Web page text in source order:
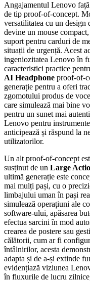
Angajamentul Lenovo
de tip proof-of-concept.
versatilitatea cu un design
devine un mouse
suport pentru carduri de
situații de urgență. Acest
ingeniozitatea Lenovo în
caracteristici practice
AI Headphone proof-of-
generație pentru a oferi
zgomotului produs de
care simulează mai bine
pentru un sunet mai
Lenovo pentru
anticipează și răspund la
utilizatorilor.
Un alt proof-of-concept
susținut de un Large
ultimă generație este
mai mulți pași, cu o
limbajului uman în pași
simulează operațiuni ale
software-ului, apăsarea
efectua sarcini în mod
crearea de postere sau
călătorii, cum ar fi
întâlnirilor, acesta
adapta și de a-și extinde
evidențiază viziunea
în fluxurile de lucru